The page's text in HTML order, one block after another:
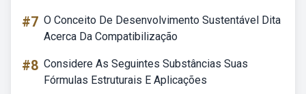
#7 O Conceito De Desenvolvimento Sustentável Dita
Acerca Da Compatibilização
#8 Considere As Seguintes Substâncias Suas
Fórmulas Estruturais E Aplicações